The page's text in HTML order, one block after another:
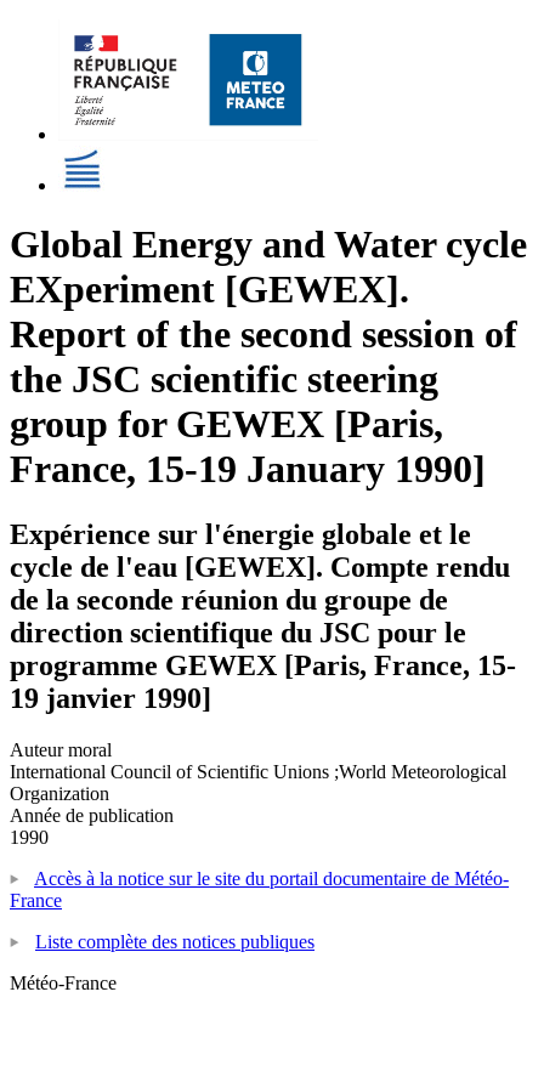
Global Energy and Water cycle
EXperiment [GEWEX].
Report of the second session of
the JSC scientific steering
group for GEWEX [Paris,
France, 15-19 January 1990]
Expérience sur l'énergie globale et le
cycle de l'eau [GEWEX]. Compte rendu
de la seconde réunion du groupe de
direction scientifique du JSC pour le
programme GEWEX [Paris, France, 15-
19 janvier 1990]
Auteur moral
International Council of Scientific Unions ;World Meteorological
Organization
Année de publication
1990
Accès à la notice sur le site du portail documentaire de Météo-
France
Liste complète des notices publiques
Météo-France